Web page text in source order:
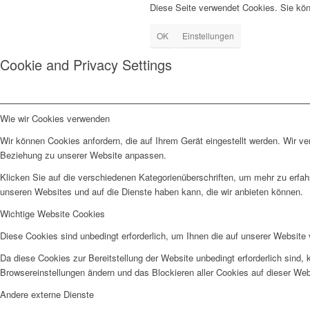
Diese Seite verwendet Cookies. Sie
OK Einstellungen
Cookie and Privacy Settings
Wie wir Cookies verwenden
Wir können Cookies anfordern, die auf Ihrem Gerät eingestellt werden. Wir
Beziehung zu unserer Website anpassen.
Klicken Sie auf die verschiedenen Kategorienüberschriften, um mehr zu
unseren Websites und auf die Dienste haben kann, die wir anbieten können.
Wichtige Website Cookies
Diese Cookies sind unbedingt erforderlich, um Ihnen die auf unserer
Da diese Cookies zur Bereitstellung der Website unbedingt erforderlich
Browsereinstellungen ändern und das Blockieren aller Cookies auf dieser
Andere externe Dienste